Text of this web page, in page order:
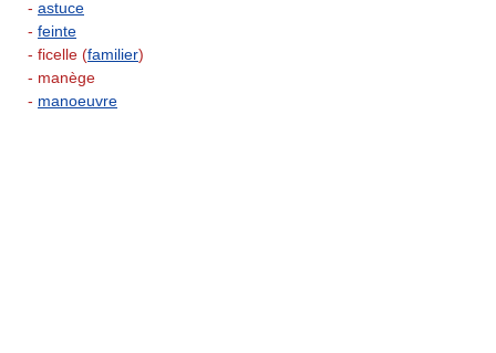
- astuce
- feinte
- ficelle (familier)
- manège
- manoeuvre